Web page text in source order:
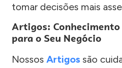
tomar decisões mais
Artigos:
para o Seu Negócio
Nossos Artigos são